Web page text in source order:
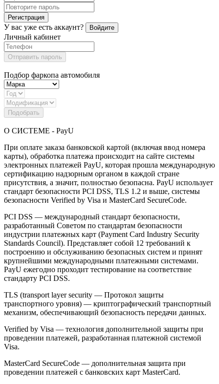
Регистрация
У вас уже есть аккаунт? Войдите
Личный кабинет
Отправить пароль
Подбор фаркопа автомобиля
Подобрать
О СИСТЕМЕ - PayU
При оплате заказа банковской картой (включая ввод номера
карты), обработка платежа происходит на сайте системы
электронных платежей PayU, которая прошла международную
сертификацию надзорным органом в каждой стране
присутствия, а значит, полностью безопасна. PayU использует
стандарт безопасности PCI DSS, TLS 1.2 и выше, системы
безопасности Verified by Visa и MasterCard SecureCode.
PCI DSS — международный стандарт безопасности,
разработанный Советом по стандартам безопасности
индустрии платежных карт (Payment Card Industry Security
Standards Council). Представляет собой 12 требований к
построению и обслуживанию безопасных систем и принят
крупнейшими международными платежными системами.
PayU ежегодно проходит тестирование на соответствие
стандарту PCI DSS.
TLS (transport layer security — Протокол защиты
транспортного уровня) — криптографический транспортный
механизм, обеспечивающий безопасность передачи данных.
Verified by Visa — технология дополнительной защиты при
проведении платежей, разработанная платежной системой
Visa.
MasterCard SecureCode — дополнительная защита при
проведении платежей с банковских карт MasterCard.